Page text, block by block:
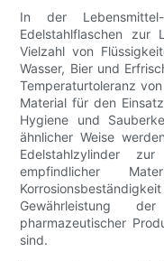
In der
Edelstahlflaschen zur
Vielzahl von
Wasser, Bier und
Temperaturtoleranz
Material für den
Hygiene und
ähnlicher Weise
Edelstahlzylinder
empfindlicher
Gewährleistung
pharmazeutischer
sind.